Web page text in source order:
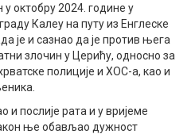
октобру 2024. године у
Калеу на путу из Енглеске
је и сазнао да је против њега
злочин у Церићу, односно за
полиције и ХОС-а, као и
и послије рата и у вријеме
ње обављао дужност